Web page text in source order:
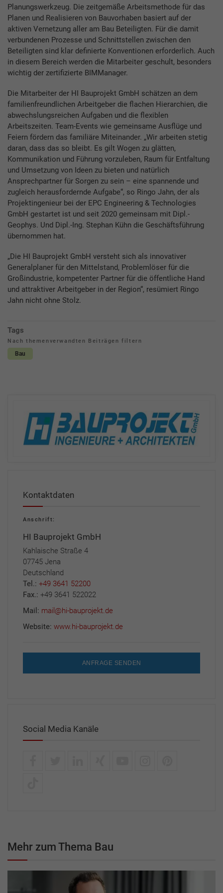
Planungswerkzeug. Die zeitgemäße Arbeitsmethode für das
Planen und Realisieren von Bauvorhaben basiert auf der
aktiven Vernetzung aller am Bau Beteiligten. Für die damit
verbundenen Prozesse und Schnittstellen zwischen den
Beteiligten sind klar definierte Konventionen erforderlich. Auch
in diesem Bereich werden die Mitarbeiter geschult, besonders
wichtig der zertifizierte BIMManager.
Die Mitarbeiter der HI Bauprojekt GmbH schätzen an dem
familienfreundlichen Arbeitgeber die flachen Hierarchien, die
abwechslungsreichen Aufgaben und die flexiblen
Arbeitszeiten. Team-Events wie gemeinsame Ausflüge und
Feiern fördern das familiäre Miteinander. „Wir arbeiten stetig
daran, dass das so bleibt. Es gilt Wogen zu glätten,
Kommunikation und Führung vorzuleben, Raum für Entfaltung
und Umsetzung von Ideen zu bieten und natürlich
Ansprechpartner für Sorgen zu sein – eine spannende und
zugleich herausfordernde Aufgabe“, so Ringo Jahn, der als
Projektingenieur bei der EPC Engineering & Technologies
GmbH gestartet ist und seit 2020 gemeinsam mit Dipl.-
Geophys. Und Dipl.-Ing. Stephan Kühn die Geschäftsführung
übernommen hat.
„Die HI Bauprojekt GmbH versteht sich als innovativer
Generalplaner für den Mittelstand, Problemlöser für die
Großindustrie, kompetenter Partner für die öffentliche Hand
und attraktiver Arbeitgeber in der Region“, resümiert Ringo
Jahn nicht ohne Stolz.
Tags
Nach themenverwandten Beiträgen filtern
Bau
Kontaktdaten
Anschrift:
HI Bauprojekt GmbH
Kahlaische Straße 4
07745 Jena
Deutschland
Tel.: +49 3641 52200
Fax.: +49 3641 522022
Mail: mail@hi-bauprojekt.de
Website: www.hi-bauprojekt.de
ANFRAGE SENDEN
Social Media Kanäle
Mehr zum Thema Bau